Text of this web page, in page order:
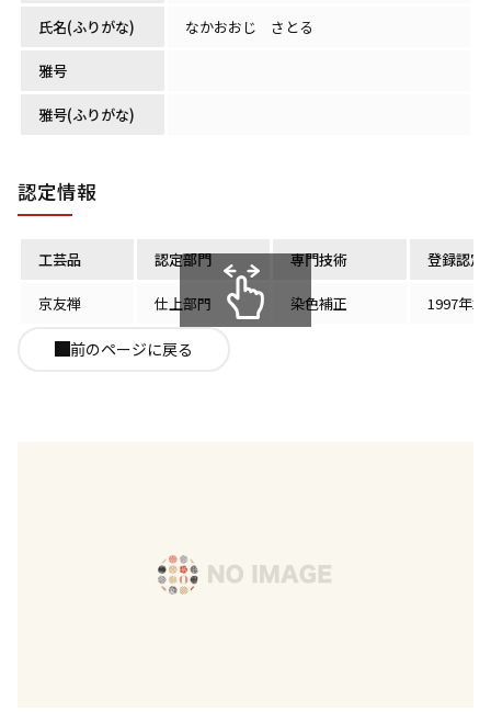
氏名(ふりがな) なかおおじ さとる
雅号
雅号(ふりがな)
認定情報
工芸品 認定部門 専門技術 登録認定
京友禅 仕上部門 染色補正 1997年2
前のページに戻る